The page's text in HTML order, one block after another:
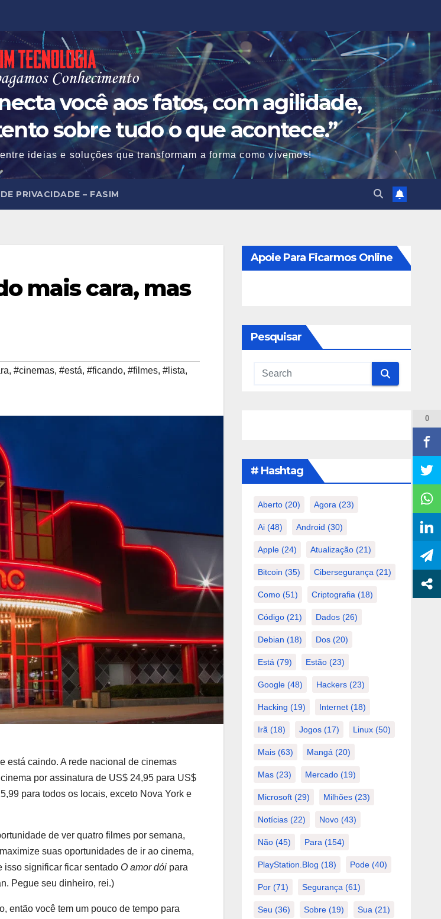
você aos fatos, com agilidade,
sobre tudo o que acontece.”
ideias e soluções que transformam a forma como vivemos!
PRIVACIDADE – FASIM
mais cara, mas
, #cinemas, #está, #ficando, #filmes, #lista,
está caindo. A rede nacional de cinemas
por assinatura de US$ 24,95 para US$
para todos os locais, exceto Nova York e
de ver quatro filmes por semana,
suas oportunidades de ir ao cinema,
isso significar ficar sentado O amor dói para
Pegue seu dinheiro, rei.)
então você tem um pouco de tempo para
Apoie Para Ficarmos Online
Pesquisar
# Hashtag
Aberto(20) Agora (23)
Ai(48) Android (30)
Apple(24) Atualização(21)
Bitcoin (35) Cibersegurança (21)
Como(51) Criptografia (18)
Código(21) Dados(26)
Debian (18) Dos(20)
Está (79) Estão(23)
Google(48) Hackers(23)
Hacking (19) Internet(18)
Irã (18) Jogos(17) Linux(50)
Mais(63) Mangá (20)
Mas(23) Mercado(19)
Microsoft(29) Milhões(23)
Notícias(22) Novo(43)
Não(45) Para (154)
PlayStation.Blog (18) Pode(40)
Por(71) Segurança (61)
Seu (36) Sobre(19) Sua (21)
0